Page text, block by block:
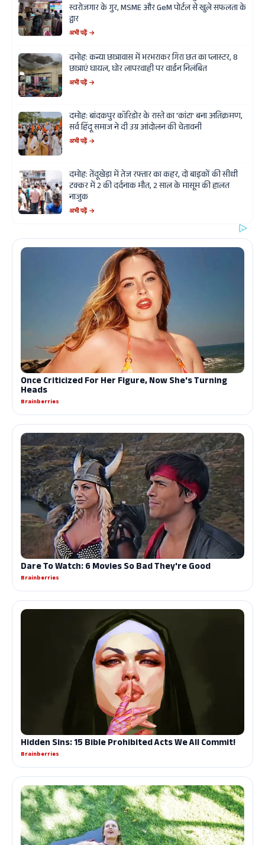
स्वरोजगार के गुर, MSME और GeM पोर्टल से खुले सफलता के
द्वार
अभी पढ़ें →
दमोह: कन्या छात्रावास में भरभराकर गिरा छत का प्लास्टर, 8
छात्राएं घायल, घोर लापरवाही पर वार्डन निलंबित
अभी पढ़ें →
दमोह: बांदकपुर कॉरिडोर के रास्ते का 'कांटा' बना अतिक्रमण,
सर्व हिंदू समाज ने दी उग्र आंदोलन की चेतावनी
अभी पढ़ें →
दमोह: तेंदूखेड़ा में तेज रफ्तार का कहर, दो बाइकों की सीधी
टक्कर में 2 की दर्दनाक मौत, 2 साल के मासूम की हालत
नाजुक
अभी पढ़ें →